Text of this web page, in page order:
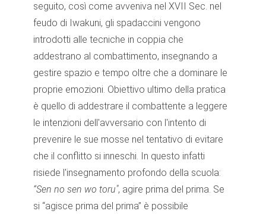
seguito, così come avveniva nel XVII Sec. nel
feudo di Iwakuni, gli spadaccini vengono
introdotti alle tecniche in coppia che
addestrano al combattimento, insegnando a
gestire spazio e tempo oltre che a dominare le
proprie emozioni. Obiettivo ultimo della pratica
è quello di addestrare il combattente a leggere
le intenzioni dell'avversario con l'intento di
prevenire le sue mosse nel tentativo di evitare
che il conflitto si inneschi. In questo infatti
risiede l'insegnamento profondo della scuola:
“Sen no sen wo toru", agire prima del prima. Se
si “agisce prima del prima” è possibile